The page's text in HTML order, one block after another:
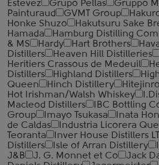
Estevez
Grupo Pellas Gruppo
Painturaud
GVMT Group
Honke Shuzo
Hakutsuru Sake
Hamada
Hamburg Distilling
& MS
Hardy Hart Brothers
Distillers
Heaven Hill Distilleries
Heritiers Crassous de Medeuil
Distillers
Highland Distillers
Queen
Hinch Distillery Hitejinro
Hot Irishman/Walsh Whiskey
Macleod Distillers
IBC Bottling
Group
Imayo Tsukasa Inata
de Caldas
Industria Licorera
Teoranta
Inver House Distillers
Distillers
Isle of Arran Distillery
J&B
J. G. Monnet et Co Jack